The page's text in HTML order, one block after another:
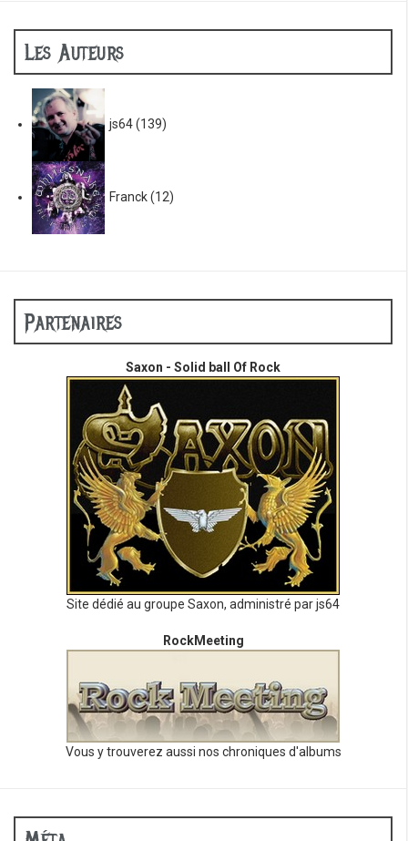
Les Auteurs
js64(139)
Franck(12)
Partenaires
Saxon - Solid ball Of Rock
Site dédié au groupe Saxon, administré par js64
RockMeeting
Vous y trouverez aussi nos chroniques d'albums